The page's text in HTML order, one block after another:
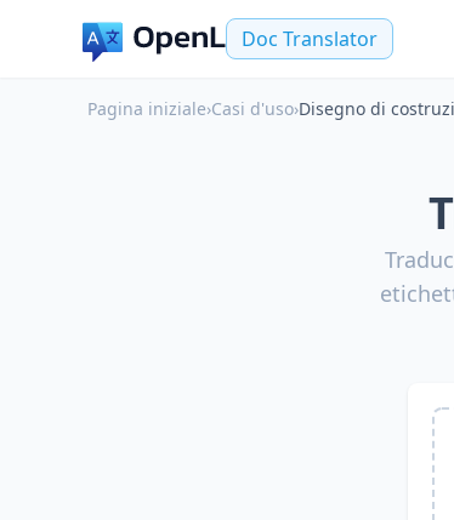
Doc Translator
Pagina iniziale›Casi d'uso›Disegno di